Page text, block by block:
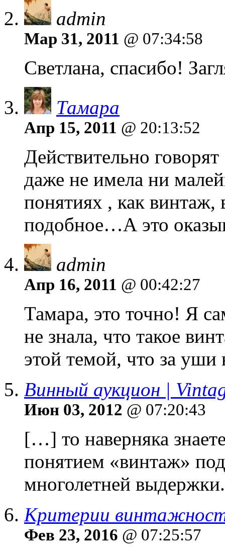
admin
Мар 31, 2011 @ 07:34:58
Светлана, спасибо!
Тамара
Апр 15, 2011 @ 20:13:52
Действительно
даже не имела ни
понятиях , как
подобное…А это
admin
Апр 16, 2011 @ 00:42:27
Тамара, это точно! Я
не знала, что такое
этой темой, что за уши
Винный аукцион |
Июн 03, 2012 @ 07:20:43
[…] то наверняка
понятием «винтаж»
многолетней
Критерии
Фев 23, 2016 @ 07:25:57